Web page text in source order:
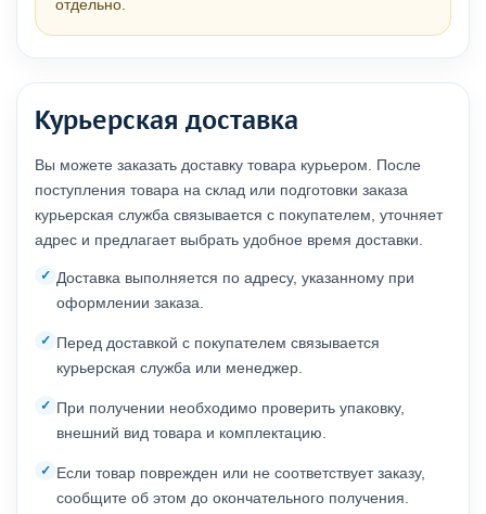
отдельно.
Курьерская доставка
Вы можете заказать доставку товара курьером. После
поступления товара на склад или подготовки заказа
курьерская служба связывается с покупателем, уточняет
адрес и предлагает выбрать удобное время доставки.
Доставка выполняется по адресу, указанному при
оформлении заказа.
Перед доставкой с покупателем связывается
курьерская служба или менеджер.
При получении необходимо проверить упаковку,
внешний вид товара и комплектацию.
Если товар поврежден или не соответствует заказу,
сообщите об этом до окончательного получения.